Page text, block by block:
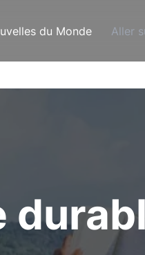
du Monde Aller